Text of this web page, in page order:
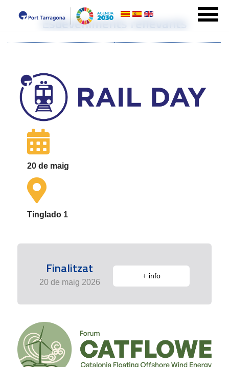
Esdeveniments rellevants
20 de maig
Tinglado 1
Finalitzat
20 de maig 2026
+ info